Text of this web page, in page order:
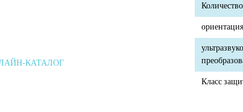
КАТАЛОГ
ориентация
Класс